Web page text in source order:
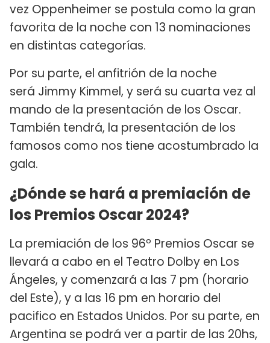
vez Oppenheimer se postula como la gran
favorita de la noche con 13 nominaciones
en distintas categorías.
Por su parte, el anfitrión de la noche
será Jimmy Kimmel, y será su cuarta vez al
mando de la presentación de los Oscar.
También tendrá, la presentación de los
famosos como nos tiene acostumbrado la
gala.
¿Dónde se hará a premiación de
los Premios Oscar 2024?
La premiación de los 96º Premios Oscar se
llevará a cabo en el Teatro Dolby en Los
Ángeles, y comenzará a las 7 pm (horario
del Este), y a las 16 pm en horario del
pacifico en Estados Unidos. Por su parte, en
Argentina se podrá ver a partir de las 20hs,